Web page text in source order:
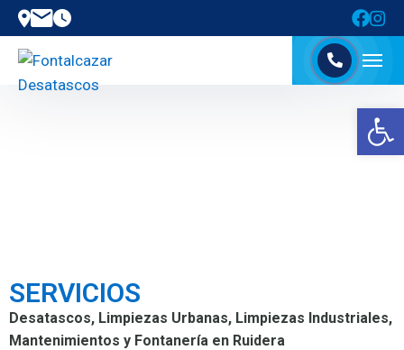
Abrir barra de herramientas
SERVICIOS
Desatascos, Limpiezas Urbanas, Limpiezas Industriales,
Mantenimientos y Fontanería en Ruidera